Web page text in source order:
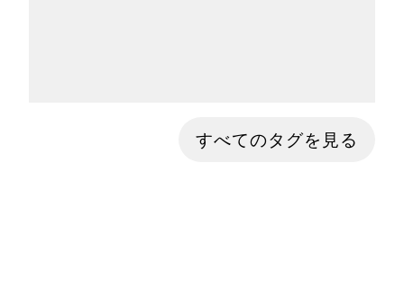
弱虫ペダルのインターハイ初日、江ノ島〜芦ノ湖
すべてのタグを見る